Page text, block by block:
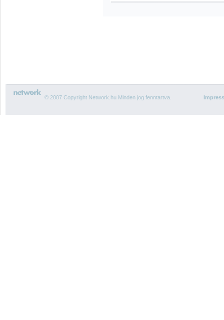
© 2007 Copyright Network.hu Minden jog fenntartva.